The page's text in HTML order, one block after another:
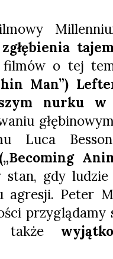
zgłębienia
filmów o tej
Man”)
nurku
Luca
stan, gdy
agresji. Peter
przyglądamy
także